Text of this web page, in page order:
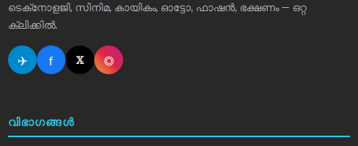
ടെക്‌നോളജി, സിനിമ, കായികം, ഓട്ടോ, ഫാഷൻ, ഭക്ഷണം — ഒറ്റ
ക്ലിക്കിൽ.
✈ f 𝕏 ◎
വിഭാഗങ്ങൾ